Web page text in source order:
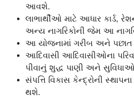
આવશે.
લાભાર્થીઓ માટે આધાર કાર્ડ,
અન્ય નાગરિકોની જેમ આ
આ યોજનામાં ગરીબ અને પછાત
આદિવાસી આદિવાસીઓના
પીવાનું શુદ્ધ પાણી અને
સંપત્તિ વિકાસ કેન્દ્રોની
થશે.